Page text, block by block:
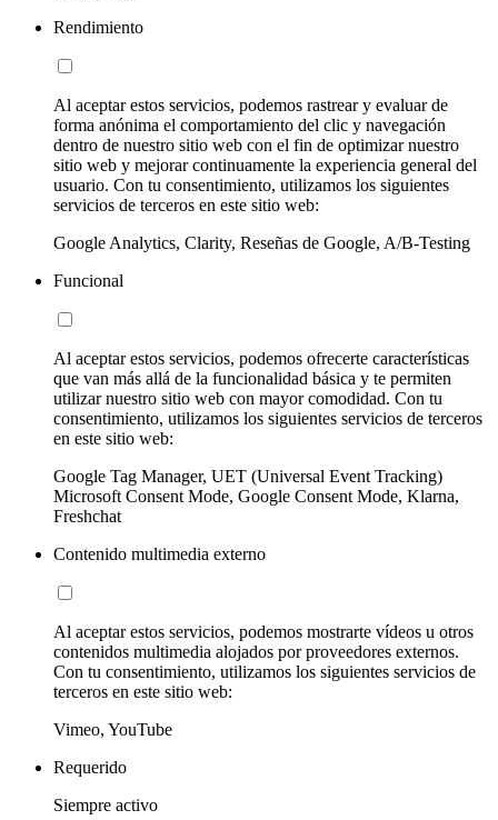
Rendimiento
Al aceptar estos servicios, podemos rastrear y evaluar de
forma anónima el comportamiento del clic y navegación
dentro de nuestro sitio web con el fin de optimizar nuestro
sitio web y mejorar continuamente la experiencia general del
usuario. Con tu consentimiento, utilizamos los siguientes
servicios de terceros en este sitio web:
Google Analytics, Clarity, Reseñas de Google, A/B-Testing
Funcional
Al aceptar estos servicios, podemos ofrecerte características
que van más allá de la funcionalidad básica y te permiten
utilizar nuestro sitio web con mayor comodidad. Con tu
consentimiento, utilizamos los siguientes servicios de terceros
en este sitio web:
Google Tag Manager, UET (Universal Event Tracking)
Microsoft Consent Mode, Google Consent Mode, Klarna,
Freshchat
Contenido multimedia externo
Al aceptar estos servicios, podemos mostrarte vídeos u otros
contenidos multimedia alojados por proveedores externos.
Con tu consentimiento, utilizamos los siguientes servicios de
terceros en este sitio web:
Vimeo, YouTube
Requerido
Siempre activo